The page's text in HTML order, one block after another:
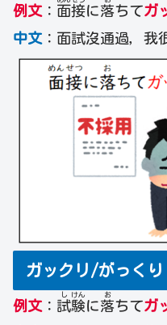
例文 ： 面接に落ちてガ
中文 ：面試沒通過，我
ガックリ/がっくり
例文 ： 試
し
験
けん
に落
お
ちてガ